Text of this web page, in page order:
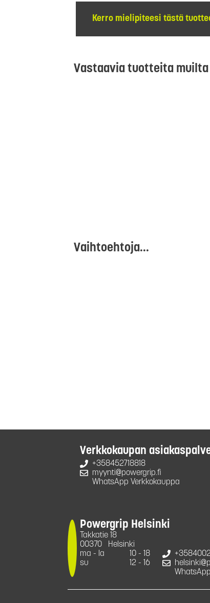
Kerro mielipiteesi tästä
Vastaavia tuotteita
Vaihtoehtoja...
Verkkokaupan
+358452718818
myynti@powergrip.fi
WhatsApp Verkkokauppa
Powergrip Helsinki
Takkatie 18
00370
Helsinki
ma - la
10 - 18
su
12 - 16